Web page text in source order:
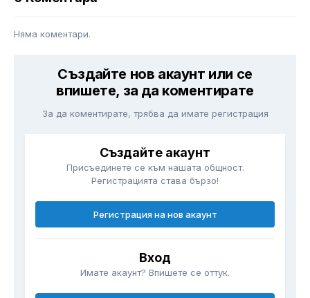
Няма коментари.
Създайте нов акаунт или се
впишете, за да коментирате
За да коментирате, трябва да имате регистрация
Създайте акаунт
Присъединете се към нашата общност.
Регистрацията става бързо!
Регистрация на нов акаунт
Вход
Имате акаунт? Впишете се оттук.